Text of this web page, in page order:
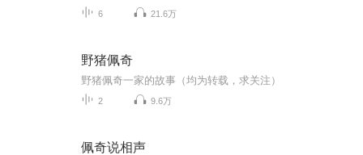
6 21.6万
野猪佩奇
野猪佩奇一家的故事（均为转载，求关注）
2 9.6万
佩奇说相声